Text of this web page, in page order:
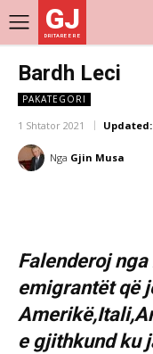
GJ
DRITARE E RE
Bardh Leci
PAKATEGORI
1 Shtator 2021 Updated:
Nga Gjin Musa
Falenderoj
emigrantët që
e gjithkund ku